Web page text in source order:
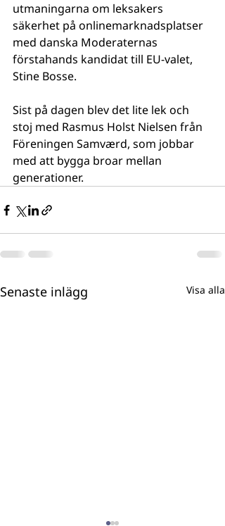
utmaningarna om leksakers
säkerhet på onlinemarknadsplatser
med danska Moderaternas
förstahands kandidat till EU-valet,
Stine Bosse.
Sist på dagen blev det lite lek och
stoj med Rasmus Holst Nielsen från
Föreningen Samværd, som jobbar
med att bygga broar mellan
generationer.
Senaste inlägg Visa alla